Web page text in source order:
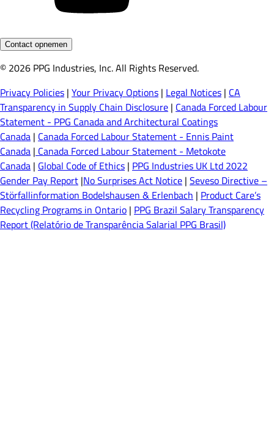
Contact opnemen
© 2026 PPG Industries, Inc. All Rights Reserved.
Privacy Policies | Your Privacy Options | Legal Notices | CA
Transparency in Supply Chain Disclosure | Canada Forced Labour
Statement - PPG Canada and Architectural Coatings
Canada | Canada Forced Labour Statement - Ennis Paint
Canada | Canada Forced Labour Statement - Metokote
Canada | Global Code of Ethics | PPG Industries UK Ltd 2022
Gender Pay Report |No Surprises Act Notice | Seveso Directive –
Störfallinformation Bodelshausen & Erlenbach | Product Care’s
Recycling Programs in Ontario | PPG Brazil Salary Transparency
Report (Relatório de Transparência Salarial PPG Brasil)